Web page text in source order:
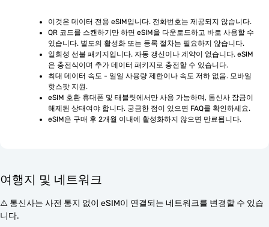
이것은 데이터 전용 eSIM입니다. 전화번호는 제공되지 않습니다.
QR 코드를 스캔하기만 하면 eSIM을 다운로드하고 바로 사용할 수
있습니다. 별도의 활성화 또는 등록 절차는 필요하지 않습니다.
일회성 선불 패키지입니다. 자동 갱신이나 계약이 없습니다. eSIM
은 충전식이며 추가 데이터 패키지로 충전할 수 있습니다.
최대 데이터 속도 - 일일 사용량 제한이나 속도 저하 없음. 모바일
핫스팟 지원.
eSIM 호환 휴대폰 및 태블릿에서만 사용 가능하며, 통신사 잠금이
해제된 상태여야 합니다. 궁금한 점이 있으면 FAQ를 확인하세요.
eSIM은 구매 후 2개월 이내에 활성화하지 않으면 만료됩니다.
여행지 및 네트워크
⚠️ 통신사는 사전 통지 없이 eSIM이 연결되는 네트워크를 변경할 수 있습
니다.